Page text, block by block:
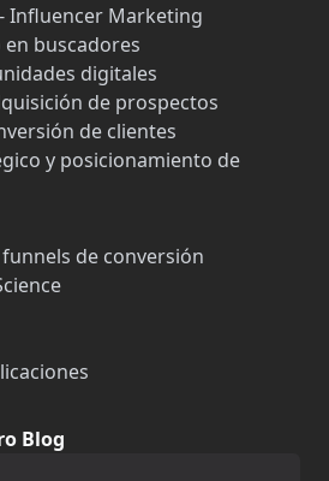
Influencer Marketing
buscadores
digitales
de prospectos
de clientes
y posicionamiento de
de conversión
Blog